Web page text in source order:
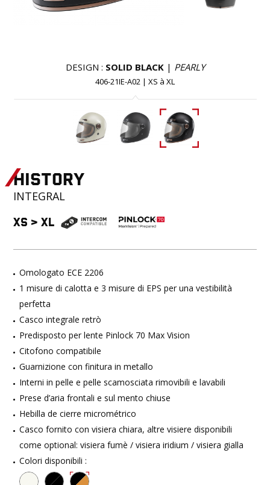
DESIGN : SOLID BLACK| PEARLY
406-21IE-A02 | XS à XL
HISTORY
INTEGRAL
XS >XL
Omologato ECE 2206
1 misure di calotta e 3 misure di EPS per una vestibilità
perfetta
Casco integrale retrò
Predisposto per lente Pinlock 70 Max Vision
Citofono compatibile
Guarnizione con finitura in metallo
Interni in pelle e pelle scamosciata rimovibili e lavabili
Prese d’aria frontali e sul mento chiuse
Hebilla de cierre micrométrico
Casco fornito con visiera chiara, altre visiere disponibili
come optional: visiera fumè / visiera iridium / visiera gialla
Colori disponibili :